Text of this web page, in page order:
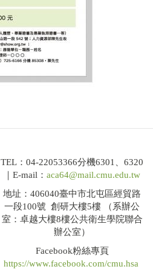
TEL：04-22053366分機6301、6320
｜E-mail： aca64@mail.cmu.edu.tw
地址：406040臺中市北屯區經貿路
一段100號 創研大樓5樓 （系辦公
室：卓越大樓8樓公共衛生學院聯合
辦公室）
Facebook粉絲專頁
https://www.facebook.com/cmu.hsa